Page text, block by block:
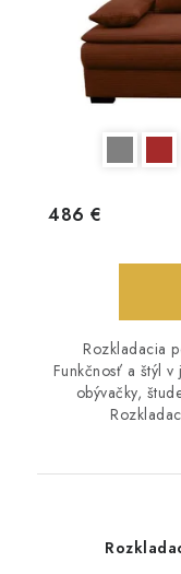
486 €
Rozkladacia
Funkčnosť a štýl
obývačky,